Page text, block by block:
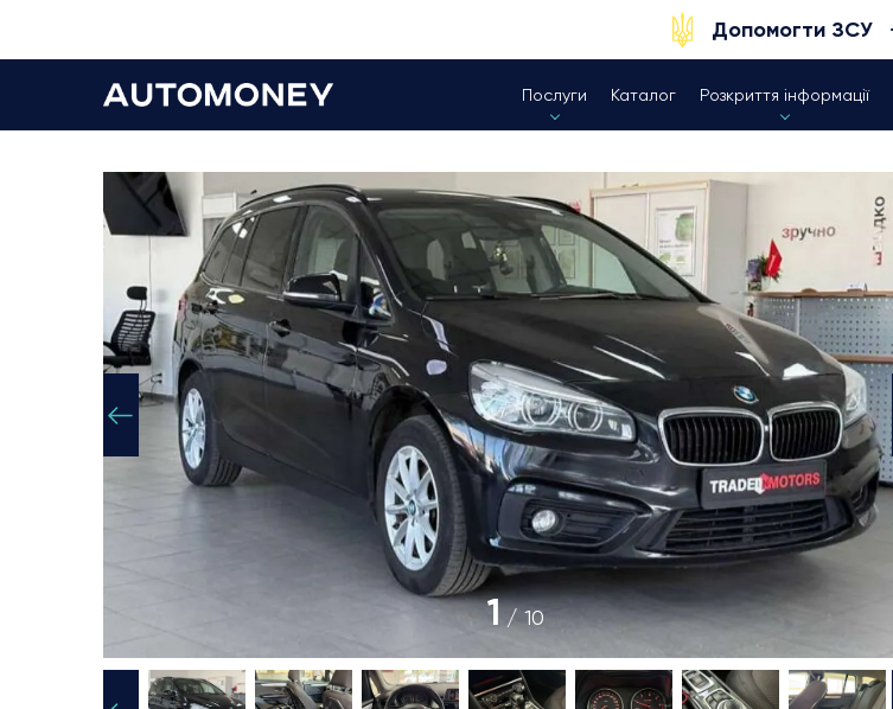
Допомогти ЗСУ
Послуги Каталог Розкриття інформації
1/ 10